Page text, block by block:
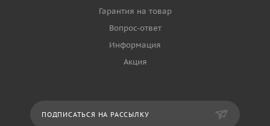
Гарантия на товар
Вопрос-ответ
Информация
Акция
ПОДПИСАТЬСЯ НА РАССЫЛКУ